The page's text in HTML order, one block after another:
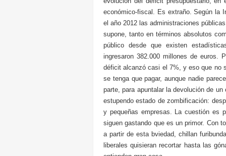
económico-fiscal. Es extraño. Según la
el año 2012 las administraciones
supone, tanto en términos absolutos
público desde que existen
ingresaron 382.000 millones de euros.
déficit alcanzó casi el 7%, y eso que no
se tenga que pagar, aunque nadie
parte, para apuntalar la devolución de
estupendo estado de zombificación:
y pequeñas empresas. La cuestión es
siguen gastando que es un primor. Con
a partir de esta bviedad, chillan
liberales quisieran recortar hasta las